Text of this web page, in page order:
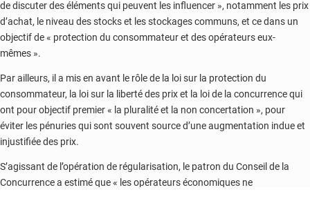
de discuter des éléments qui peuvent les influencer », notamment les prix
d’achat, le niveau des stocks et les stockages communs, et ce dans un
objectif de « protection du consommateur et des opérateurs eux-
mêmes ».
Par ailleurs, il a mis en avant le rôle de la loi sur la protection du
consommateur, la loi sur la liberté des prix et la loi de la concurrence qui
ont pour objectif premier « la pluralité et la non concertation », pour
éviter les pénuries qui sont souvent source d’une augmentation indue et
injustifiée des prix.
S’agissant de l’opération de régularisation, le patron du Conseil de la
Concurrence a estimé que « les opérateurs économiques ne